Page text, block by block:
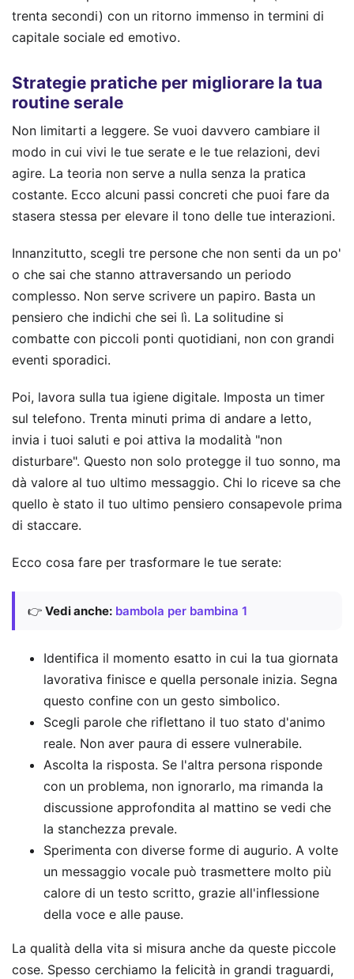
trenta secondi) con un ritorno immenso in termini di
capitale sociale ed emotivo.
Strategie pratiche per migliorare la tua
routine serale
Non limitarti a leggere. Se vuoi davvero cambiare il
modo in cui vivi le tue serate e le tue relazioni, devi
agire. La teoria non serve a nulla senza la pratica
costante. Ecco alcuni passi concreti che puoi fare da
stasera stessa per elevare il tono delle tue interazioni.
Innanzitutto, scegli tre persone che non senti da un po'
o che sai che stanno attraversando un periodo
complesso. Non serve scrivere un papiro. Basta un
pensiero che indichi che sei lì. La solitudine si
combatte con piccoli ponti quotidiani, non con grandi
eventi sporadici.
Poi, lavora sulla tua igiene digitale. Imposta un timer
sul telefono. Trenta minuti prima di andare a letto,
invia i tuoi saluti e poi attiva la modalità "non
disturbare". Questo non solo protegge il tuo sonno, ma
dà valore al tuo ultimo messaggio. Chi lo riceve sa che
quello è stato il tuo ultimo pensiero consapevole prima
di staccare.
Ecco cosa fare per trasformare le tue serate:
👉 Vedi anche: bambola per bambina 1
Identifica il momento esatto in cui la tua giornata
lavorativa finisce e quella personale inizia. Segna
questo confine con un gesto simbolico.
Scegli parole che riflettano il tuo stato d'animo
reale. Non aver paura di essere vulnerabile.
Ascolta la risposta. Se l'altra persona risponde
con un problema, non ignorarlo, ma rimanda la
discussione approfondita al mattino se vedi che
la stanchezza prevale.
Sperimenta con diverse forme di augurio. A volte
un messaggio vocale può trasmettere molto più
calore di un testo scritto, grazie all'inflessione
della voce e alle pause.
La qualità della vita si misura anche da queste piccole
cose. Spesso cerchiamo la felicità in grandi traguardi,